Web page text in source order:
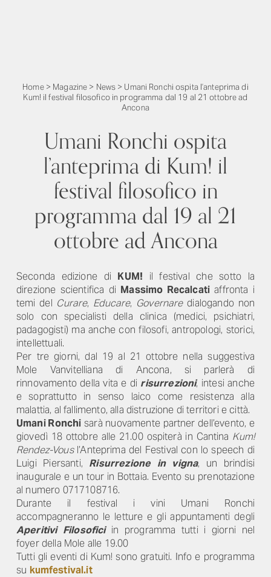
Home> Magazine > News > Umani Ronchi ospita l’anteprima di
Kum! il festival filosofico in programma dal 19 al 21 ottobre ad
Ancona
Umani Ronchi ospita
l’anteprima di Kum! il
festival filosofico in
programma dal 19 al 21
ottobre ad Ancona
Seconda edizione di KUM! il festival che sotto la
direzione scientifica di Massimo Recalcati affronta i
temi del Curare, Educare, Governaredialogando non
solo con specialisti della clinica (medici, psichiatri,
padagogisti) ma anche con filosofi, antropologi, storici,
intellettuali.
Per tre giorni, dal 19 al 21 ottobre nella suggestiva
Mole Vanvitelliana di Ancona, si parlerà di
rinnovamento della vita e di risurrezioni, intesi anche
e soprattutto in senso laico come resistenza alla
malattia, al fallimento, alla distruzione di territori e città.
Umani Ronchi sarà nuovamente partner dell’evento, e
giovedì 18 ottobre alle 21.00 ospiterà in Cantina Kum!
Rendez-Vousl’Anteprima del Festival con lo speech di
Luigi Piersanti, Risurrezione in vigna, un brindisi
inaugurale e un tour in Bottaia. Evento su prenotazione
al numero 0717108716.
Durante il festival i vini Umani Ronchi
accompagneranno le letture e gli appuntamenti degli
Aperitivi Filosoficiin programma tutti i giorni nel
foyer della Mole alle 19.00
Tutti gli eventi di Kum! sono gratuiti. Info e programma
su kumfestival.it